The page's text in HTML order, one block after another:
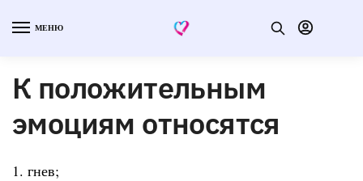
МЕНЮ
К положительным
эмоциям относятся
1. гнев;